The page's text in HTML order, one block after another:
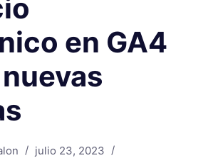
en GA4
julio 23, 2023